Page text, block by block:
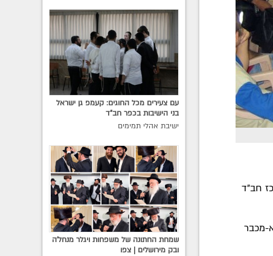
חב"ד
מכבר
עם צעירים מכל החוגים: קעמפ גן ישראל
בני הישיבות בכפר חב"ד
ישיבת אהלי תמימים
שמחת החתונה של משפחות ויגלר מנחל'ה
ובק מירושלים | צפו